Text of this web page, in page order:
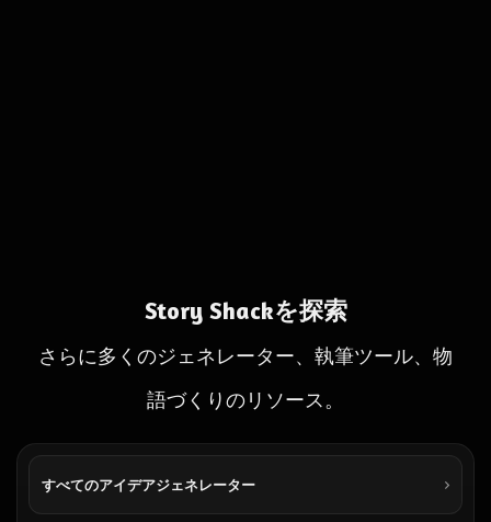
Story Shackを探索
さらに多くのジェネレーター、執筆ツール、物
語づくりのリソース。
すべてのアイデアジェネレーター